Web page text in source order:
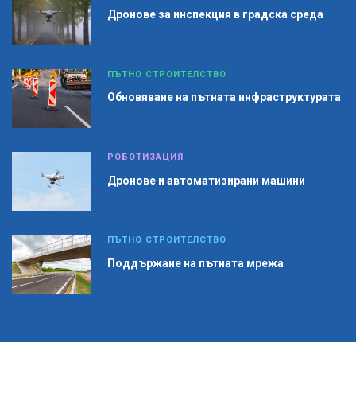
Дронове за инспекция в градска среда
ПЪТНО СТРОИТЕЛСТВО
Обновяване на пътната инфраструктурата
РОБОТИЗАЦИЯ
Дронове и автоматизирани машини
ПЪТНО СТРОИТЕЛСТВО
Поддържане на пътната мрежа